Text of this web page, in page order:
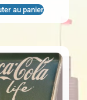
au panier